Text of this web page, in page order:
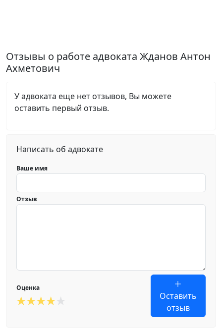
Отзывы о работе адвоката Жданов Антон
Ахметович
У адвоката еще нет отзывов, Вы можете
оставить первый отзыв.
Написать об адвокате
Ваше имя
Отзыв
Оценка
Оставить
отзыв